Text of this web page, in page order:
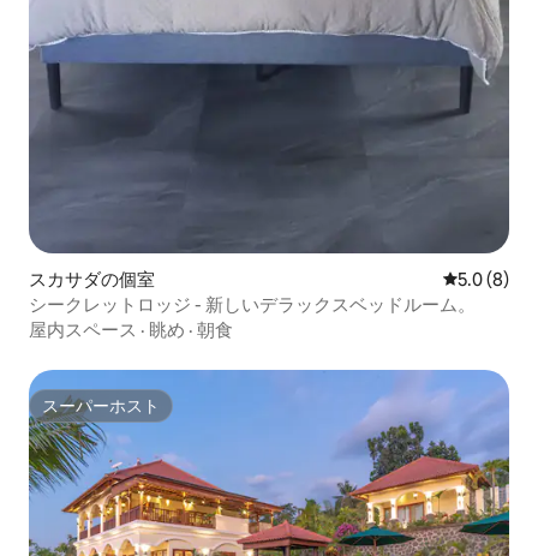
スカサダの個室 レビュー8
5.0 (8)
シークレットロッジ - 新しいデラックスベッドルーム。
屋内スペース · 眺め · 朝食
スーパーホスト
スーパーホスト